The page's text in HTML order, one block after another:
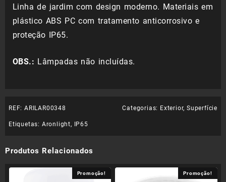
Linha de jardim com design moderno. Materiais em
plástico ABS PC com tratamento anticorrosivo e
proteção IP65.
OBS.: Lâmpadas não incluídas.
REF: ARILAR00348 Categorias: Exterior, Superfície
Etiquetas: Aronlight, IP65
Produtos Relacionados
Promoção! Promoção!